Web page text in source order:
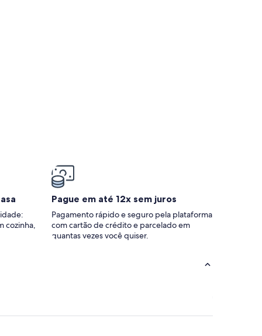
cozinha,
Pague em até 12x sem juros
Pagamento rápido e seguro pela plataforma
com cartão de crédito e parcelado em
quantas vezes você quiser.